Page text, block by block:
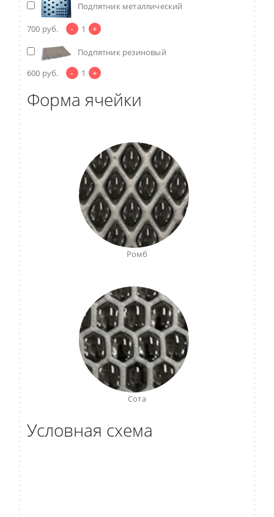
Подпятник металлический
700 руб. - 1 +
Подпятник резиновый
600 руб. - 1 +
Форма ячейки
Ромб
Сота
Условная схема